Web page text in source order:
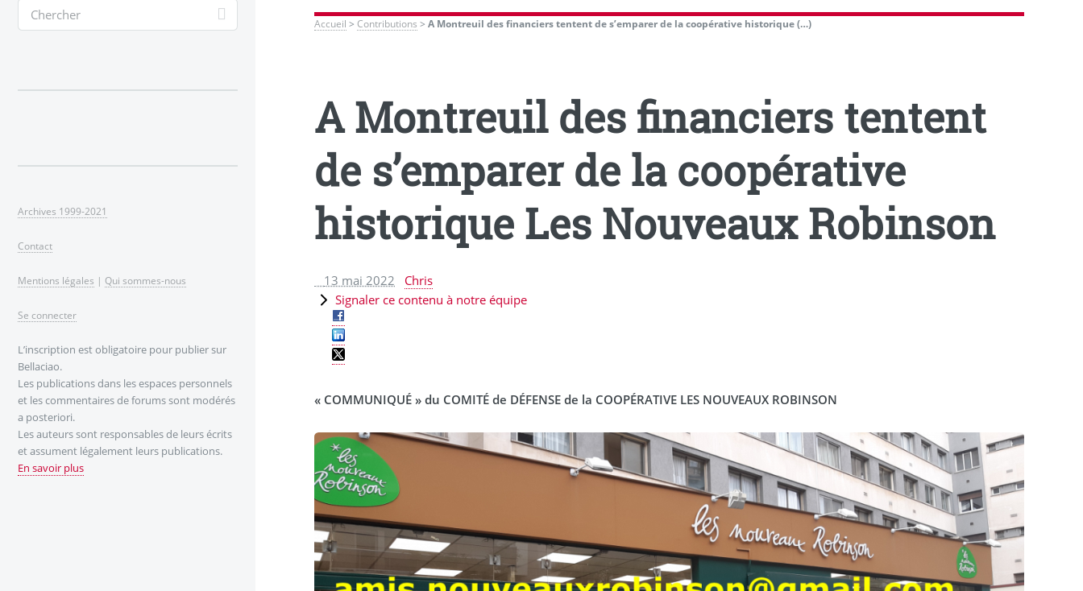
Accueil >Contributions >A Montreuil des financiers tentent de s’emparer de la coopérative historique (…)
A Montreuil des financiers tentent
de s’emparer de la coopérative
historique Les Nouveaux Robinson
13 mai 2022
Chris
Signaler ce contenu à notre équipe
« COMMUNIQUÉ » du COMITÉ de DÉFENSE de la COOPÉRATIVE LES NOUVEAUX ROBINSON
Archives 1999-2021
Contact
Mentions légales | Qui sommes-nous
Se connecter
L’inscription est obligatoire pour publier sur
Bellaciao.
Les publications dans les espaces personnels
et les commentaires de forums sont modérés
a posteriori.
Les auteurs sont responsables de leurs écrits
et assument légalement leurs publications.
En savoir plus